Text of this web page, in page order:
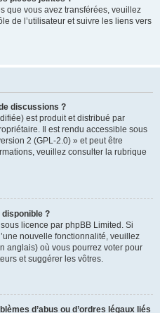
que vous avez transférées, veuillez
de l’utilisateur et suivre les liens vers
discussions ?
est produit et distribué par
Il est rendu accessible sous
2 (GPL-2.0) » et peut être
veuillez consulter la rubrique
disponible ?
licence par phpBB Limited. Si
nouvelle fonctionnalité, veuillez
anglais) où vous pourrez voter pour
et suggérer les vôtres.
d’abus ou d’ordres légaux liés